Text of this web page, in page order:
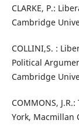
CLARKE, P.:
Cambridge
COLLINI,S. :
Political
Cambridge
COMMONS,
York, Macmillan